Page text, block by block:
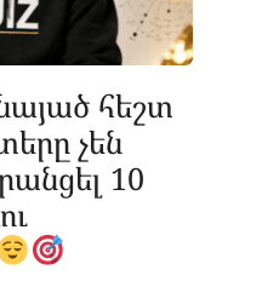
հեշտ
չեն
10